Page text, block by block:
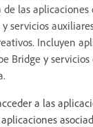
las aplicaciones
servicios
Incluyen
Bridge y servicios
a las